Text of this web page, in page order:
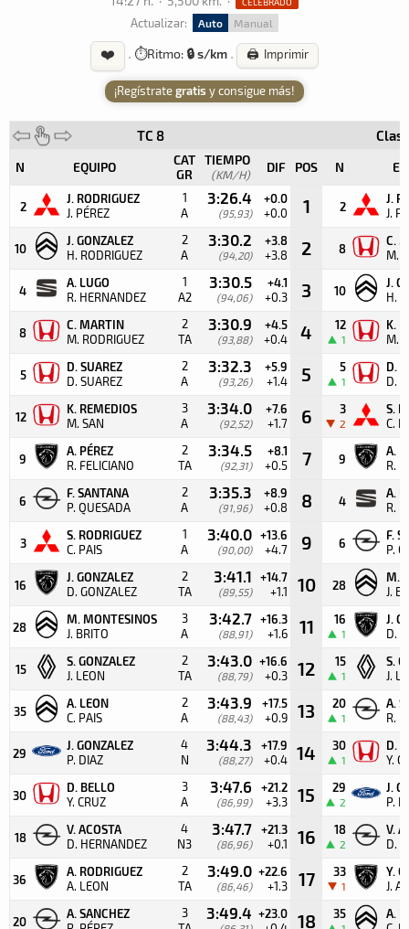
Actualizar: Auto Manual
❤️ · ⏱️Ritmo: 🔒 s/km · 🖨️ Imprimir
¡Regístrategratis y consigue más!
TC 8
N EQUIPO
CAT
GR
TIEMPO
(KM/H) DIF POS N
2
J. RODRIGUEZ
J. PÉREZ
1
A
3:26.4
(95,93)
+0.0
+0.0 1 2
J.
J.
10
J. GONZALEZ
H. RODRIGUEZ
2
A
3:30.2
(94,20)
+3.8
+3.8 2 8
C.
M.
4
A. LUGO
R. HERNANDEZ
1
A2
3:30.5
(94,06)
+4.1
+0.3 3 10
J.
H.
8
C. MARTIN
M. RODRIGUEZ
2
TA
3:30.9
(93,88)
+4.5
+0.4 4 12
1
K.
M.
5
D. SUAREZ
D. SUAREZ
2
A
3:32.3
(93,26)
+5.9
+1.4 5 5
1
D.
D.
12
K. REMEDIOS
M. SAN
3
A
3:34.0
(92,52)
+7.6
+1.7 6 3
2
S.
C.
9
A. PÉREZ
R. FELICIANO
2
TA
3:34.5
(92,31)
+8.1
+0.5 7 9
A.
R.
6
F. SANTANA
P. QUESADA
2
A
3:35.3
(91,96)
+8.9
+0.8 8 4
A.
R.
3
S. RODRIGUEZ
C. PAIS
1
A
3:40.0
(90,00)
+13.6
+4.7 9 6
F.
P.
16
J. GONZALEZ
D. GONZALEZ
2
TA
3:41.1
(89,55)
+14.7
+1.1 10 28
M.
J.
28
M. MONTESINOS
J. BRITO
3
A
3:42.7
(88,91)
+16.3
+1.6 11 16
1
J.
D.
15
S. GONZALEZ
J. LEON
2
TA
3:43.0
(88,79)
+16.6
+0.3 12 15
1
S.
J.
35
A. LEON
C. PAIS
2
A
3:43.9
(88,43)
+17.5
+0.9 13 20
1
A.
R.
29
J. GONZALEZ
P. DIAZ
4
N
3:44.3
(88,27)
+17.9
+0.4 14 30
1
D.
Y.
30
D. BELLO
Y. CRUZ
3
A
3:47.6
(86,99)
+21.2
+3.3 15 29
2
J.
P.
18
V. ACOSTA
D. HERNANDEZ
4
N3
3:47.7
(86,96)
+21.3
+0.1 16 18
2
V.
D.
36
A. RODRIGUEZ
A. LEON
2
TA
3:49.0
(86,46)
+22.6
+1.3 17 33
1
Y.
J.
20
A. SANCHEZ
3
3:49.4 +23.0 18 35 A.